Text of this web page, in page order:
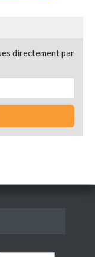
directement par